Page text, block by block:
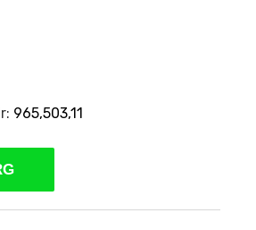
965,503,11